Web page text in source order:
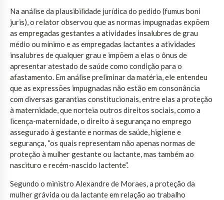
Na análise da plausibilidade jurídica do pedido (fumus boni
juris), o relator observou que as normas impugnadas expõem
as empregadas gestantes a atividades insalubres de grau
médio ou mínimo e as empregadas lactantes a atividades
insalubres de qualquer grau e impõem a elas o ônus de
apresentar atestado de saúde como condição para o
afastamento. Em análise preliminar da matéria, ele entendeu
que as expressões impugnadas não estão em consonância
com diversas garantias constitucionais, entre elas a proteção
à maternidade, que norteia outros direitos sociais, como a
licença-maternidade, o direito à segurança no emprego
assegurado à gestante e normas de saúde, higiene e
segurança, “os quais representam não apenas normas de
proteção à mulher gestante ou lactante, mas também ao
nascituro e recém-nascido lactente”.
Segundo o ministro Alexandre de Moraes, a proteção da
mulher grávida ou da lactante em relação ao trabalho